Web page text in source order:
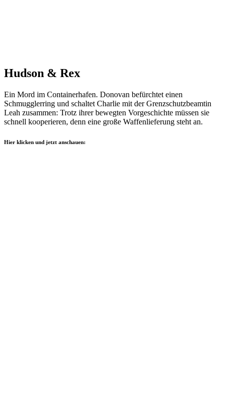
Hudson & Rex
Ein Mord im Containerhafen. Donovan befürchtet einen
Schmugglerring und schaltet Charlie mit der Grenzschutzbeamtin
Leah zusammen: Trotz ihrer bewegten Vorgeschichte müssen sie
schnell kooperieren, denn eine große Waffenlieferung steht an.
Hier klicken und jetzt anschauen: